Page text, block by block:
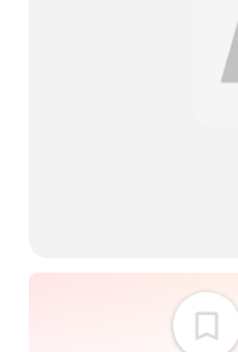
わんちゃんわんわんね
こにゃんにゃん